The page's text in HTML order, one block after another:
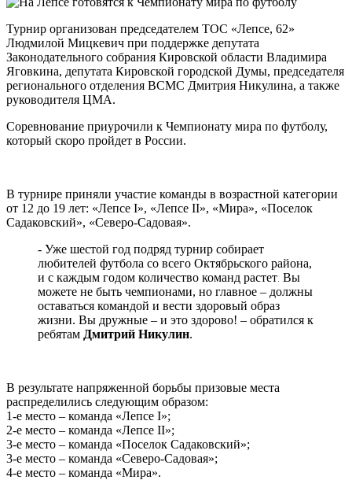
Турнир организован председателем ТОС «Лепсе, 62»
Людмилой Мицкевич при поддержке депутата
Законодательного собрания Кировской области Владимира
Яговкина, депутата Кировской городской Думы, председателя
регионального отделения ВСМС Дмитрия Никулина, а также
руководителя ЦМА.
Соревнование приурочили к Чемпионату мира по футболу,
который скоро пройдет в России.
В турнире приняли участие команды в возрастной категории
от 12 до 19 лет: «Лепсе I», «Лепсе II», «Мира», «Поселок
Садаковский», «Северо-Садовая».
- Уже шестой год подряд турнир собирает
любителей футбола со всего Октябрьского района,
и с каждым годом количество команд растет Вы
можете не быть чемпионами, но главное – должны
оставаться командой и вести здоровый образ
жизни. Вы дружные – и это здорово! – обратился к
ребятам Дмитрий Никулин.
В результате напряженной борьбы призовые места
распределились следующим образом:
1-е место – команда «Лепсе I»;
2-е место – команда «Лепсе II»;
3-е место – команда «Поселок Садаковский»;
3-е место – команда «Северо-Садовая»;
4-е место – команда «Мира».